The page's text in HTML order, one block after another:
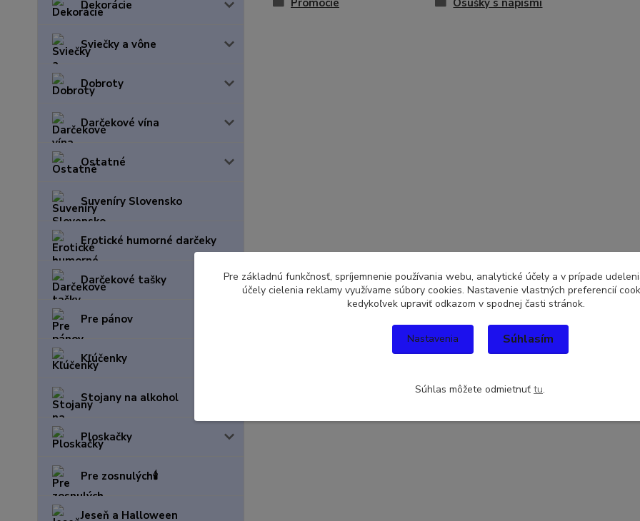
Dekorácie
Sviečky a vône
Dobroty
Darčekové vína
Ostatné
Suveníry Slovensko
Erotické humorné darčeky
Darčekové tašky
Pre pánov
Kľúčenky
Stojany na alkohol
Ploskačky
Pre zosnulých🕯️
Jeseň a Halloween
Promócie Osušky s nápismi
Pre základnú funkčnosť, spríjemnenie používania webu, analytické účely a v prípade
účely cielenia reklamy využívame súbory cookies. Nastavenie vlastných preferencií
kedykoľvek upraviť odkazom v spodnej časti stránok.
Nastavenia Súhlasím
Súhlas môžete odmietnuť tu.